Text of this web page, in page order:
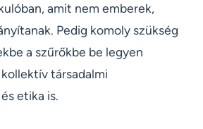
amit nem emberek,
Pedig komoly szükség
a szűrőkbe be legyen
társadalmi
etika is.